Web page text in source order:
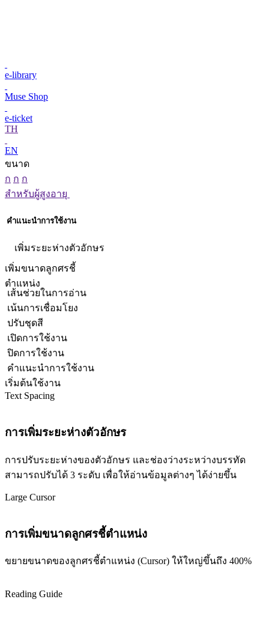
e-library
Muse Shop
e-ticket
TH
EN
ขนาด
ก ก ก
สำหรับผู้สูงอายุ
คำแนะนำการใช้งาน
เพิ่มระยะห่างตัวอักษร
เพิ่มขนาดลูกศรชี้
ตำแหน่ง
เส้นช่วยในการอ่าน
เน้นการเชื่อมโยง
ปรับชุดสี
เปิดการใช้งาน
ปิดการใช้งาน
คำแนะนำการใช้งาน
เริ่มต้นใช้งาน
Text Spacing
การเพิ่มระยะห่างตัวอักษร
การปรับระยะห่างของตัวอักษร และช่องว่างระหว่างบรรทัด
สามารถปรับได้ 3 ระดับ เพื่อให้อ่านข้อมูลต่างๆ ได้ง่ายขึ้น
Large Cursor
การเพิ่มขนาดลูกศรชี้ตำแหน่ง
ขยายขนาดของลูกศรชี้ตำแหน่ง (Cursor) ให้ใหญ่ขึ้นถึง 400%
Reading Guide